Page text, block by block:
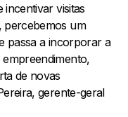
visitas
percebemos um
passa a incorporar a
de novas
gerente-geral